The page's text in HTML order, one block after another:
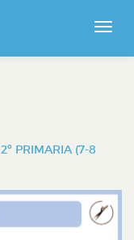
2º PRIMARIA (7-8